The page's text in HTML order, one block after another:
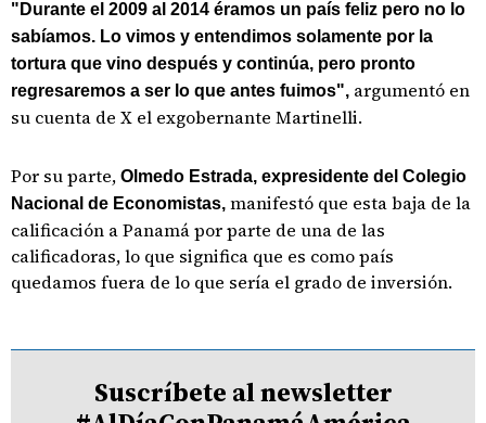
"Durante el 2009 al 2014 éramos un país feliz pero no lo
sabíamos. Lo vimos y entendimos solamente por la
tortura que vino después y continúa, pero pronto
regresaremos a ser lo que antes fuimos", argumentó en
su cuenta de X el exgobernante Martinelli.
Por su parte, Olmedo Estrada, expresidente del Colegio
Nacional de Economistas, manifestó que esta baja de la
calificación a Panamá por parte de una de las
calificadoras, lo que significa que es como país
quedamos fuera de lo que sería el grado de inversión.
Suscríbete al newsletter